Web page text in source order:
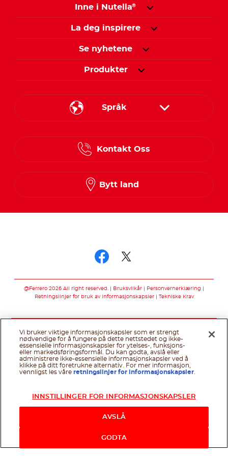
Inne i Nutella®
La deg inspirere
Se nyhetene
Produkter
Språk
Norwegian
Kontakt Oss
Bytt land
@Ferrero 2026 All right reserved. Bruksvilkår
Personvernerklæring
Retningslinjer for bruk av informasjonskapsler
Tekniske Krav
Vi bruker viktige informasjonskapsler som er strengt
nødvendige for å fungere på dette nettstedet og ikke-
essensielle informasjonskapsler for ytelses-, funksjons-
eller markedsføringsformål. Du kan godta, avslå eller
administrere ikke-essensielle informasjonskapsler ved å
klikke på ditt foretrukne alternativ. For mer informasjon,
vennligst les våreretningslinjer for informasjonskapsler
INNSTILLINGER FOR INFORMASJONSKAPSLER
AVSLÅ
GODTA